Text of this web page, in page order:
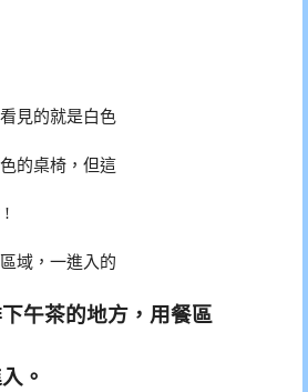
見的就是白色
的桌椅，但這
!
域，一進入的
午茶的地方，用餐區
。